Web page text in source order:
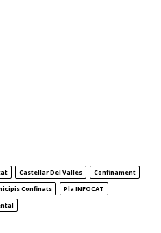
Castellar Del Vallès
Confinament
Confinats
Pla INFOCAT